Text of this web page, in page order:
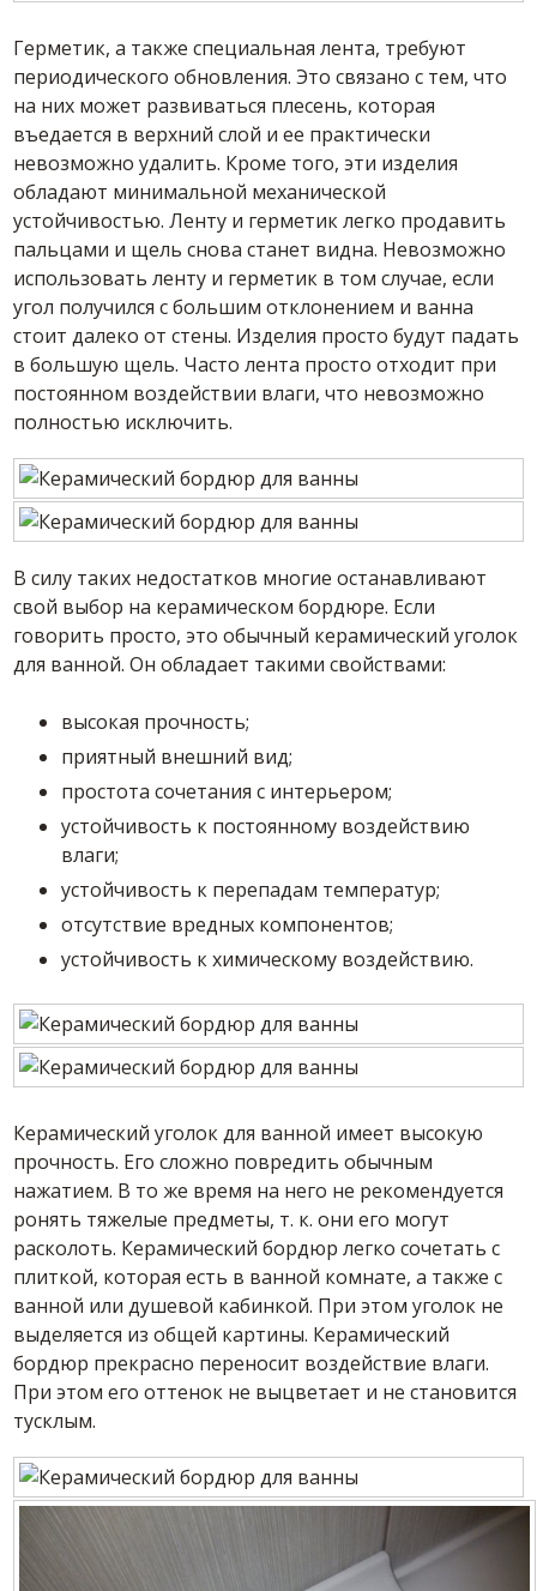
Герметик, а также специальная лента, требуют
периодического обновления. Это связано с тем, что
на них может развиваться плесень, которая
въедается в верхний слой и ее практически
невозможно удалить. Кроме того, эти изделия
обладают минимальной механической
устойчивостью. Ленту и герметик легко продавить
пальцами и щель снова станет видна. Невозможно
использовать ленту и герметик в том случае, если
угол получился с большим отклонением и ванна
стоит далеко от стены. Изделия просто будут падать
в большую щель. Часто лента просто отходит при
постоянном воздействии влаги, что невозможно
полностью исключить.
В силу таких недостатков многие останавливают
свой выбор на керамическом бордюре. Если
говорить просто, это обычный керамический уголок
для ванной. Он обладает такими свойствами:
высокая прочность;
приятный внешний вид;
простота сочетания с интерьером;
устойчивость к постоянному воздействию
влаги;
устойчивость к перепадам температур;
отсутствие вредных компонентов;
устойчивость к химическому воздействию.
Керамический уголок для ванной имеет высокую
прочность. Его сложно повредить обычным
нажатием. В то же время на него не рекомендуется
ронять тяжелые предметы, т. к. они его могут
расколоть. Керамический бордюр легко сочетать с
плиткой, которая есть в ванной комнате, а также с
ванной или душевой кабинкой. При этом уголок не
выделяется из общей картины. Керамический
бордюр прекрасно переносит воздействие влаги.
При этом его оттенок не выцветает и не становится
тусклым.